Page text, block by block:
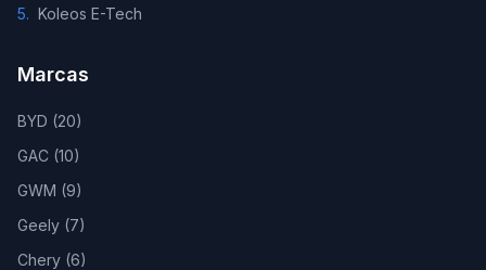
5. Koleos E-Tech
Marcas
BYD (20)
GAC (10)
GWM (9)
Geely (7)
Chery (6)